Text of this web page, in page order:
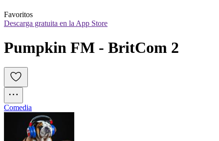
Favoritos
Descarga gratuita en la App Store
Pumpkin FM - BritCom 2
Comedia